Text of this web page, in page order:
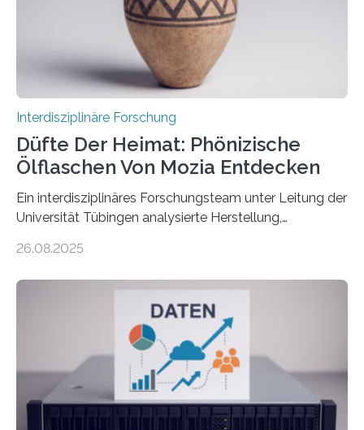
Insbesondere das sogenannte Direct Air Capture (DAC)
betrachtet sie dabei als „vielversprechende
Zukunftstechnologie, um Negativemissionen zu heben“.
Wissenschaftlerinnen…
Interdisziplinäre Forschung
Düfte Der Heimat: Phönizische
Ölflaschen Von Mozia Entdecken
Ein interdisziplinäres Forschungsteam unter Leitung der
Universität Tübingen analysierte Herstellung,
aus der phönizischen Siedlung Mozia, vor der Küste
Rolle von Düften für die Identitätsbildung, die
Erinnerungskultur sowie den interkulturellen Austausch
im Mittelmeerraum der Eisenzeit. Zum ersten Mal hat
ein interdisziplinäres Forscherteam eine umfassende
Analyse der Herstellung, Technologie und Inhalte von
51 keramischen Ölgefäßen aus der phönizischen
26.08.2025